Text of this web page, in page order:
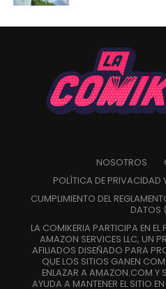
NOSOTROS
POLÍTICA DE PRIVACIDAD
CUMPLIMIENTO DEL
DATOS
LA COMIKERIA PARTICIPA EN
AMAZON SERVICES LLC, UN
AFILIADOS DISEÑADO PARA
QUE LOS SITIOS GANEN
ENLAZAR A AMAZON.COM Y
AYUDA A MANTENER EL SITIO